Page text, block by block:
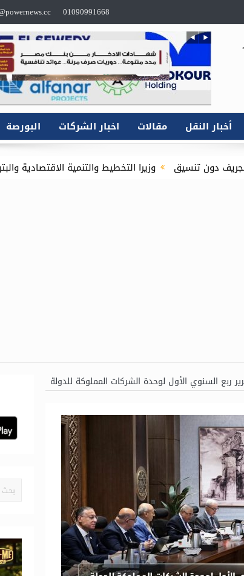
01090991668
أخبار النقل مقالات اخبار الشركات البورصة
وزيرا التخطيط والتنمية الاقتصادية والبترول والثروة
الشركة في قبرص بالبنية التحتية المصرية*
ربع السنوي الأول لوحدة الشركات المملوكة للدولة